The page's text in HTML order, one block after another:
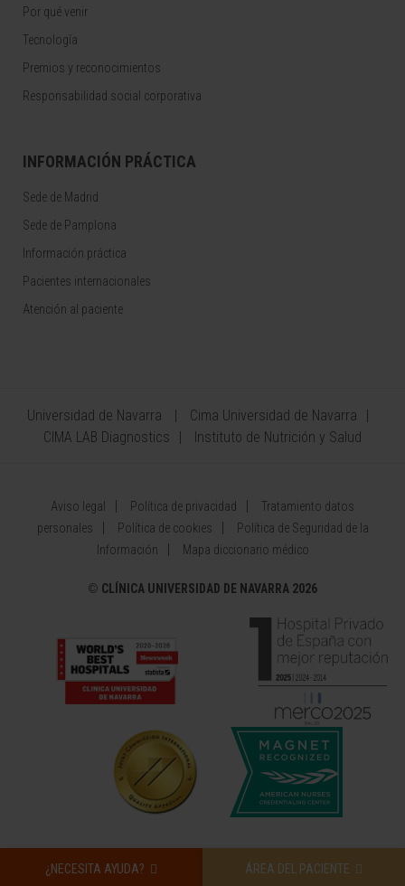
¿NECESITA AYUDA? ÁREA DEL PACIENTE
Por qué venir
Tecnología
Premios y reconocimientos
Responsabilidad social corporativa
INFORMACIÓN PRÁCTICA
Sede de Madrid
Sede de Pamplona
Información práctica
Pacientes internacionales
Atención al paciente
Universidad de Navarra
Cima Universidad de Navarra
CIMA LAB Diagnostics
Instituto de Nutrición y Salud
Aviso legal Política de privacidad
Tratamiento datos
personales
Política de cookies
Política de Seguridad de la
Información
Mapa diccionario médico
© CLÍNICA UNIVERSIDAD DE NAVARRA 2026